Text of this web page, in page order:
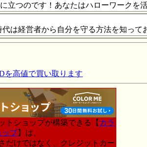
立つのです！あなたはハローワークを
は経営者から自分を守る方法を知って
を高値で買い取ります
トショップが構築できる【 カラ
ップ】は、
だけではなく、クレジットカー